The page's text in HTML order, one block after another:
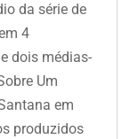
da série de
4
dois médias-
Um
em
produzidos